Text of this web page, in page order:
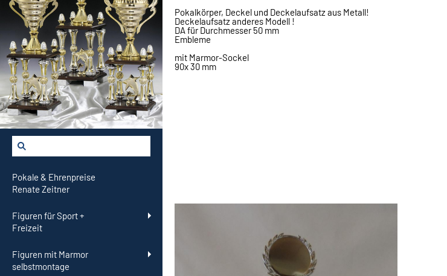
Pokale & Ehrenpreise
Renate Zeitner
Figuren für Sport +
Freizeit
Figuren mit Marmor
selbstmontage
Pokalkörper, Deckel und Deckelaufsatz aus Metall!
Deckelaufsatz anderes Modell !
DA für Durchmesser 50 mm
Embleme
mit Marmor-Sockel
90x 30 mm